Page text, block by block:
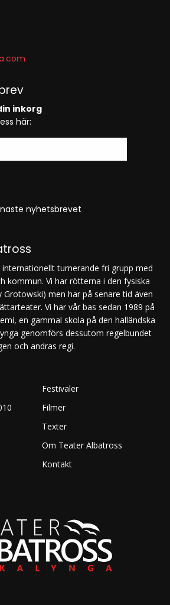
inkorg
här:
nyhetsbrevet
turnerande fri grupp med
kommun. Vi har rötterna i den fysiska
Grotowski) men har på senare tid även
Vi har vår bas sedan 1989 på
en gammal skola på den halländska
genomförs dessutom regelbundet
och andras regi.
Festivaler
Filmer
Texter
Om Teater Albatross
Kontakt